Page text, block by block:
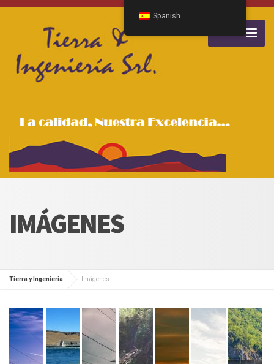
IMÁGENES
Tierra y Ingenieria Imágenes
Spanish